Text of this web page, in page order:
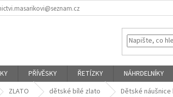
PŘÍVĚSKY ŘETÍZKY NÁHRDELNÍKY
ZLATO dětské bílé zlato Dětské náušnice